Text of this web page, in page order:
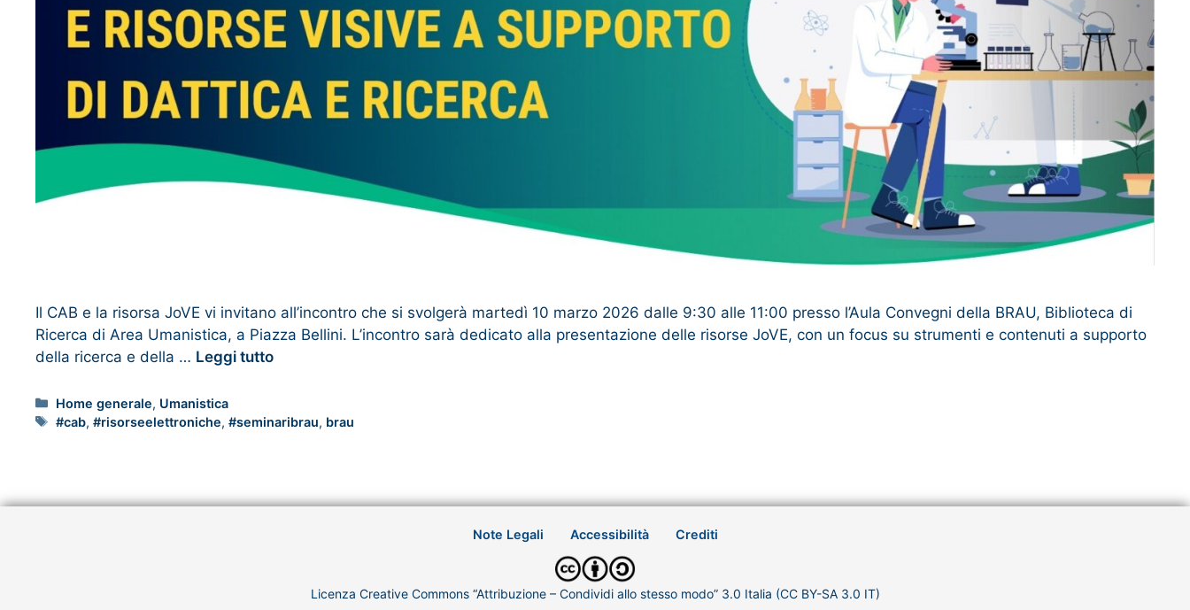
Il CAB e la risorsa JoVE vi invitano all’incontro che si svolgerà martedì 10 marzo 2026 dalle 9:30 alle 11:00 presso l’Aula Convegni della BRAU, Biblioteca di
Ricerca di Area Umanistica, a Piazza Bellini. L’incontro sarà dedicato alla presentazione delle risorse JoVE, con un focus su strumenti e contenuti a supporto
della ricerca e della … Leggi tutto
Home generale, Umanistica
#cab,#risorseelettroniche,#seminaribrau, brau
Note Legali Accessibilità Crediti
Licenza Creative Commons “Attribuzione – Condividi allo stesso modo” 3.0 Italia (CC BY-SA 3.0 IT)